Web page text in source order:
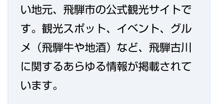
い地元、飛騨市の公式観光サイトで
す。観光スポット、イベント、グル
メ（飛騨牛や地酒）など、飛騨古川
に関するあらゆる情報が掲載されて
います。